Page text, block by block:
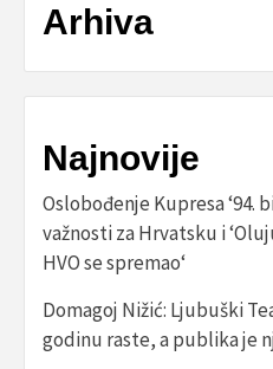
Arhiva
Najnovije
Oslobođenje Kupresa ‘94.
važnosti za Hrvatsku i
HVO se spremao‘
Domagoj Nižić: Ljubuški
godinu raste, a publika je